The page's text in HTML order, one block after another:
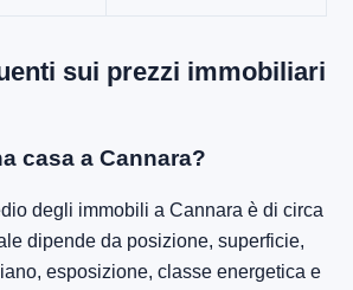
sui prezzi immobiliari
casa a Cannara?
degli immobili a Cannara è di circa
dipende da posizione, superficie,
esposizione, classe energetica e